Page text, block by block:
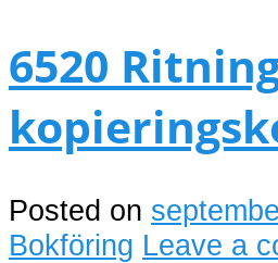
6520
Posted on
Bokföring Leave a